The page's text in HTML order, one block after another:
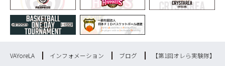
VAYoreLA インフォメーション ブログ 【第1回オレら実験隊】